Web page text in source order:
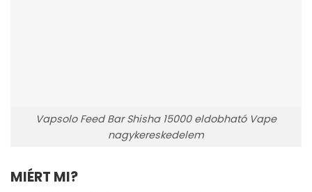
Vapsolo Feed Bar Shisha 15000 eldobható Vape
nagykereskedelem
MIÉRT MI?